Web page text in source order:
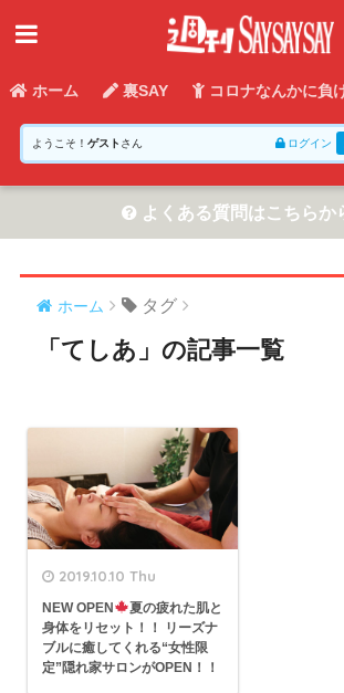
ホーム 裏SAY コロナなんかに負
ようこそ！ ゲスト さん ログイン
よくある質問はこちらか
ホーム タグ
「てしあ」の記事一覧
2019.10.10 Thu
NEW OPEN
夏の疲れた肌と
身体をリセット！！ リーズナ
ブルに癒してくれる“女性限
定”隠れ家サロンがOPEN！！